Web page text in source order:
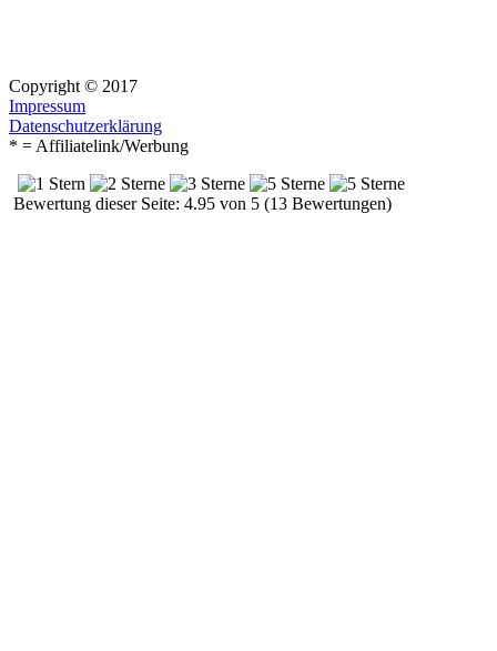
Copyright © 2017
Impressum
Datenschutzerklärung
* = Affiliatelink/Werbung
Bewertung dieser Seite: 4.95 von 5 (13 Bewertungen)